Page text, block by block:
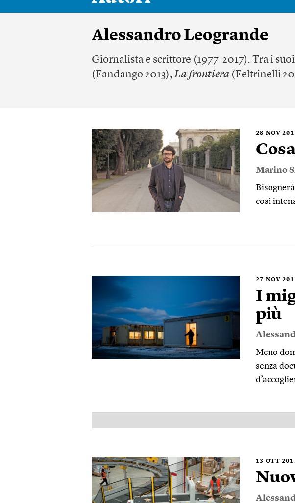
Alessandro Leogrande
Giornalista e scrittore (1977-2017). Tra i
(Fandango 2013), La frontiera (Feltrinelli
28 NOV
Marino
così
27 NOV
I
più
Meno
senza
13 OTT